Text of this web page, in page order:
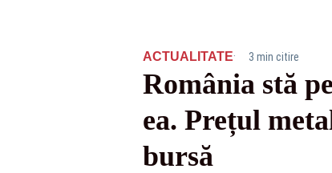
ACTUALITATE· 3 min citire
România stă
ea. Prețul
bursă